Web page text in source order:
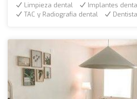
Limpieza dental
Implantes
TAC y Radiografía dental